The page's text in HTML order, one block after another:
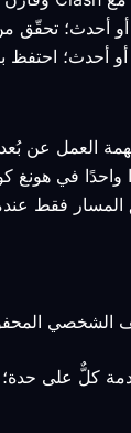
العمل عن
في هونغ
فقط
الشخصي